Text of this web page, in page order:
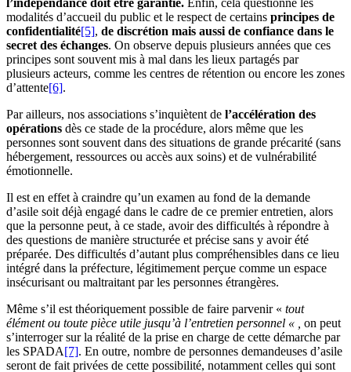
modalités d’accueil du public et le respect de certains principes de
confidentialité[5], de discrétion mais aussi de confiance dans le
secret des échanges. On observe depuis plusieurs années que ces
principes sont souvent mis à mal dans les lieux partagés par
plusieurs acteurs, comme les centres de rétention ou encore les zones
d’attente[6].
Par ailleurs, nos associations s’inquiètent de l’accélération des
opérations dès ce stade de la procédure, alors même que les
personnes sont souvent dans des situations de grande précarité (sans
hébergement, ressources ou accès aux soins) et de vulnérabilité
émotionnelle.
Il est en effet à craindre qu’un examen au fond de la demande
d’asile soit déjà engagé dans le cadre de ce premier entretien, alors
que la personne peut, à ce stade, avoir des difficultés à répondre à
des questions de manière structurée et précise sans y avoir été
préparée. Des difficultés d’autant plus compréhensibles dans ce lieu
intégré dans la préfecture, légitimement perçue comme un espace
insécurisant ou maltraitant par les personnes étrangères.
Même s’il est théoriquement possible de faire parvenir « tout
élément ou toute pièce utile jusqu’à l’entretien personnel « , on peut
s’interroger sur la réalité de la prise en charge de cette démarche par
les SPADA[7]. En outre, nombre de personnes demandeuses d’asile
seront de fait privées de cette possibilité, notamment celles qui sont